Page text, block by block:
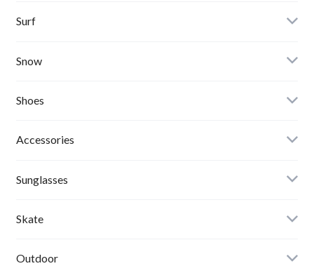
Banks Journal
Critical Slide(TCSS)
Afends
Roial
RVCA
ACER
Turn Me On
Surf
Surfboards
Wetsuits,Rush Guard
Snow
Board
Binding
Boots
Bc Gear
Goggle
Shoes
Sandals
Shoes
Winter Shoes
Accessories
Other
Sunglasses
Skate
Outdoor